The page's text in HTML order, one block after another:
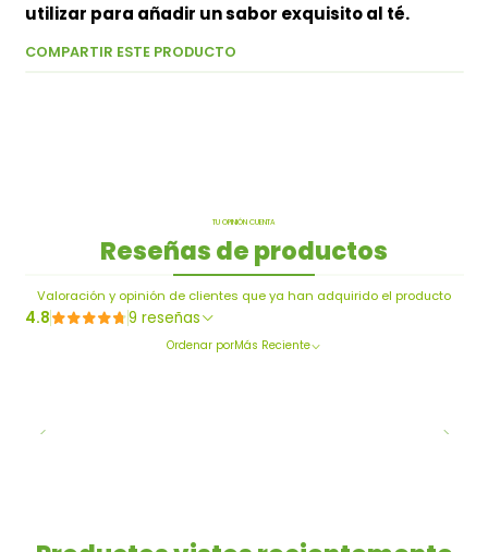
utilizar para añadir un sabor exquisito al té.
COMPARTIR ESTE PRODUCTO
TU OPINIÓN CUENTA
Reseñas de productos
Valoración y opinión de clientes que ya han adquirido el producto
4.8 9 reseñas
Ordenar porMás Reciente